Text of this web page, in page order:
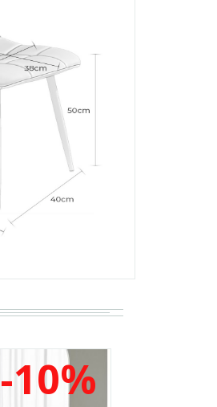
-10%